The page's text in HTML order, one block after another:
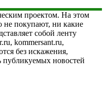
проектом. На этом
не покупают, ни какие
собой ленту
kommersant.ru,
без искажения,
публикуемых новостей